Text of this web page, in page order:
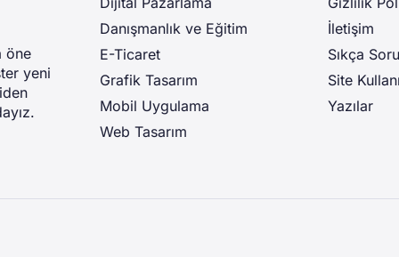
öne
yeni
Danışmanlık ve Eğitim
E-Ticaret
Grafik Tasarım
Mobil Uygulama
Web Tasarım
İletişim
Sıkça
Site
Yazılar